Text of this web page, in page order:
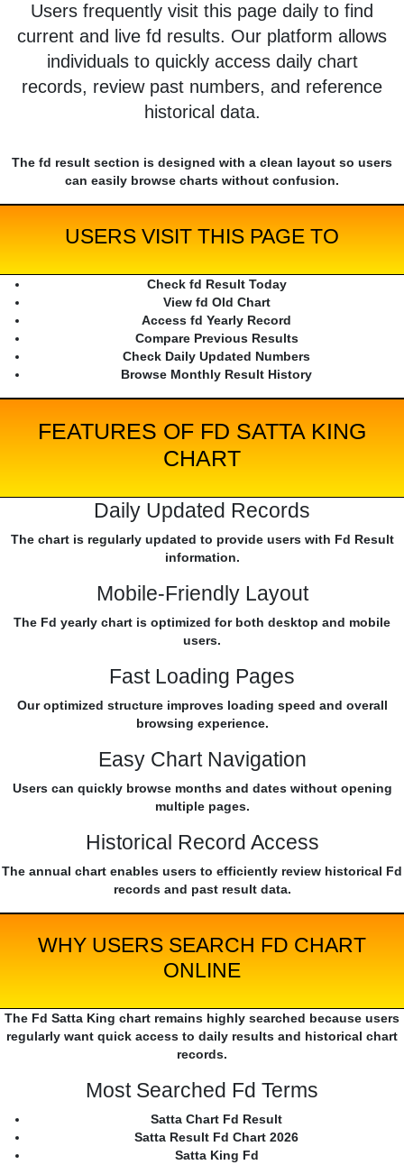
Users frequently visit this page daily to find
current and live fd results. Our platform allows
individuals to quickly access daily chart
records, review past numbers, and reference
historical data.
The fd result section is designed with a clean layout so users
can easily browse charts without confusion.
USERS VISIT THIS PAGE TO
Check fd Result Today
View fd Old Chart
Access fd Yearly Record
Compare Previous Results
Check Daily Updated Numbers
Browse Monthly Result History
FEATURES OF FD SATTA KING
CHART
Daily Updated Records
The chart is regularly updated to provide users with Fd Result
information.
Mobile-Friendly Layout
The Fd yearly chart is optimized for both desktop and mobile
users.
Fast Loading Pages
Our optimized structure improves loading speed and overall
browsing experience.
Easy Chart Navigation
Users can quickly browse months and dates without opening
multiple pages.
Historical Record Access
The annual chart enables users to efficiently review historical Fd
records and past result data.
WHY USERS SEARCH FD CHART
ONLINE
The Fd Satta King chart remains highly searched because users
regularly want quick access to daily results and historical chart
records.
Most Searched Fd Terms
Satta Chart Fd Result
Satta Result Fd Chart 2026
Satta King Fd